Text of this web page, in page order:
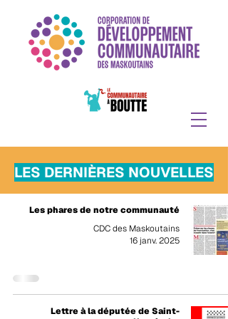
LES DERNIÈRES NOUVELLES
Les phares de notre communauté
CDC des Maskoutains
16 janv. 2025
Lettre à la députée de Saint-